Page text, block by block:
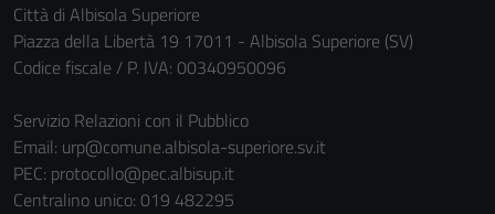
Città di Albisola Superiore
Piazza della Libertà 19 17011 - Albisola Superiore (SV)
Codice fiscale / P. IVA: 00340950096
Servizio Relazioni con il Pubblico
Email: urp@comune.albisola-superiore.sv.it
PEC: protocollo@pec.albisup.it
Centralino unico: 019 482295